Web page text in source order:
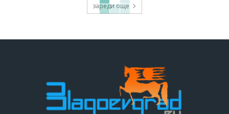
зареди още